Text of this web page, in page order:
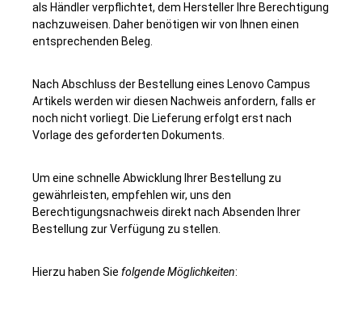
als Händler verpflichtet, dem Hersteller Ihre Berechtigung
nachzuweisen. Daher benötigen wir von Ihnen einen
entsprechenden Beleg.
Nach Abschluss der Bestellung eines Lenovo Campus
Artikels werden wir diesen Nachweis anfordern, falls er
noch nicht vorliegt. Die Lieferung erfolgt erst nach
Vorlage des geforderten Dokuments.
Um eine schnelle Abwicklung Ihrer Bestellung zu
gewährleisten, empfehlen wir, uns den
Berechtigungsnachweis direkt nach Absenden Ihrer
Bestellung zur Verfügung zu stellen.
Hierzu haben Sie folgende Möglichkeiten: